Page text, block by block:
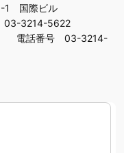
1 国際ビル
03-3214-5622
03-3214-